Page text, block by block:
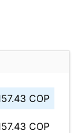
COP
COP